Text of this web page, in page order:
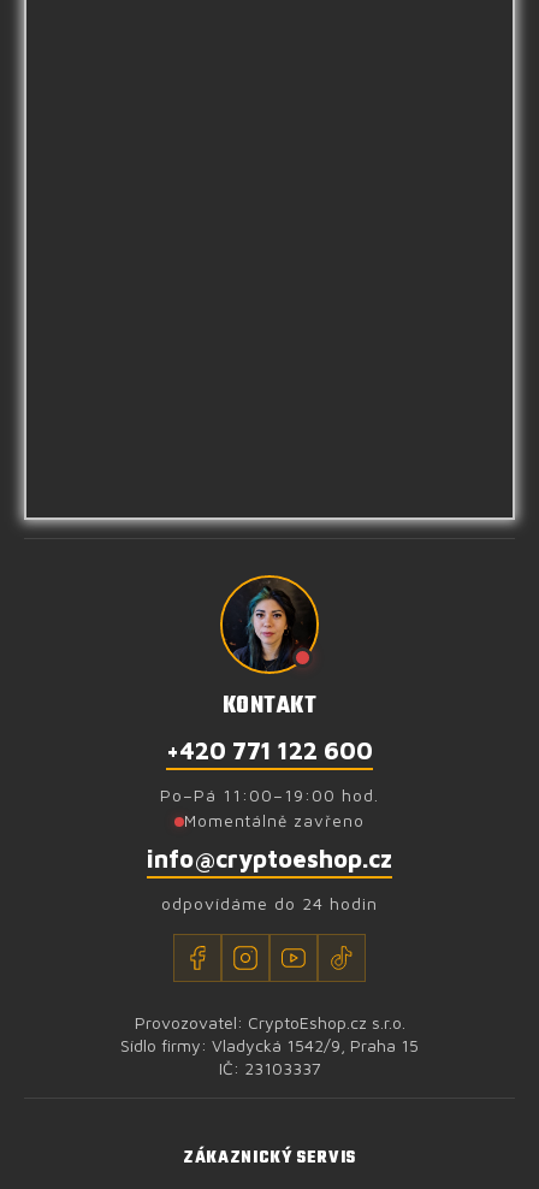
KONTAKT
+420 771 122 600
Po–Pá 11:00–19:00 hod.
Momentálně zavřeno
info@cryptoeshop.cz
odpovídáme do 24 hodin
Provozovatel: CryptoEshop.cz s.r.o.
Sídlo firmy: Vladycká 1542/9, Praha 15
IČ: 23103337
ZÁKAZNICKÝ SERVIS